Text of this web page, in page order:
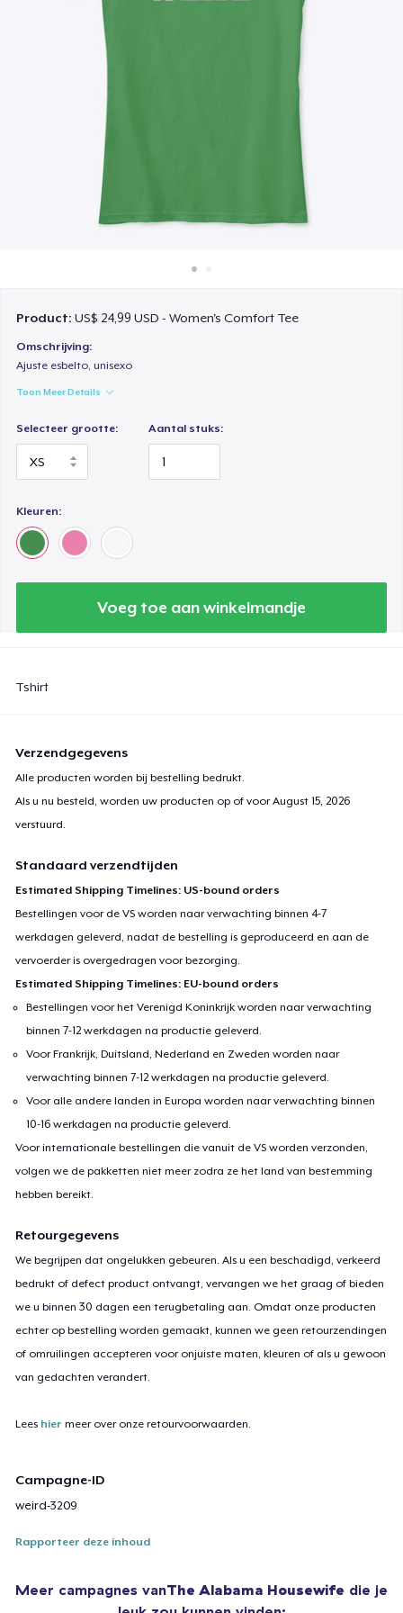
Product:US$ 24,99 USD - Women's Comfort Tee
Omschrijving:
Ajuste esbelto, unisexo
Toon Meer Details
Selecteer grootte: Aantal stuks:
Kleuren:
Voeg toe aan winkelmandje
Tshirt
Verzendgegevens
Alle producten worden bij bestelling bedrukt.
Als u nu besteld, worden uw producten op of voorAugust 15, 2026
verstuurd.
Standaard verzendtijden
Estimated Shipping Timelines: US-bound orders
Bestellingen voor de VS worden naar verwachting binnen 4-7
werkdagen geleverd, nadat de bestelling is geproduceerd en aan de
vervoerder is overgedragen voor bezorging.
Estimated Shipping Timelines: EU-bound orders
Bestellingen voor het Verenigd Koninkrijk worden naar verwachting
binnen 7-12 werkdagen na productie geleverd.
Voor Frankrijk, Duitsland, Nederland en Zweden worden naar
verwachting binnen 7-12 werkdagen na productie geleverd.
Voor alle andere landen in Europa worden naar verwachting binnen
10-16 werkdagen na productie geleverd.
Voor internationale bestellingen die vanuit de VS worden verzonden,
volgen we de pakketten niet meer zodra ze het land van bestemming
hebben bereikt.
Retourgegevens
We begrijpen dat ongelukken gebeuren. Als u een beschadigd, verkeerd
bedrukt of defect product ontvangt, vervangen we het graag of bieden
we u binnen 30 dagen een terugbetaling aan. Omdat onze producten
echter op bestelling worden gemaakt, kunnen we geen retourzendingen
of omruilingen accepteren voor onjuiste maten, kleuren of als u gewoon
van gedachten verandert.
Lees hier meer over onze retourvoorwaarden.
Campagne-ID
weird-3209
Rapporteer deze inhoud
Meer campagnes vanThe Alabama Housewife die je